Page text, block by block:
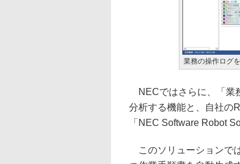
業務の操作ログ
NECではさらに、「業
分析する機能と、自社の
「NEC Software Robot
このソリューションで